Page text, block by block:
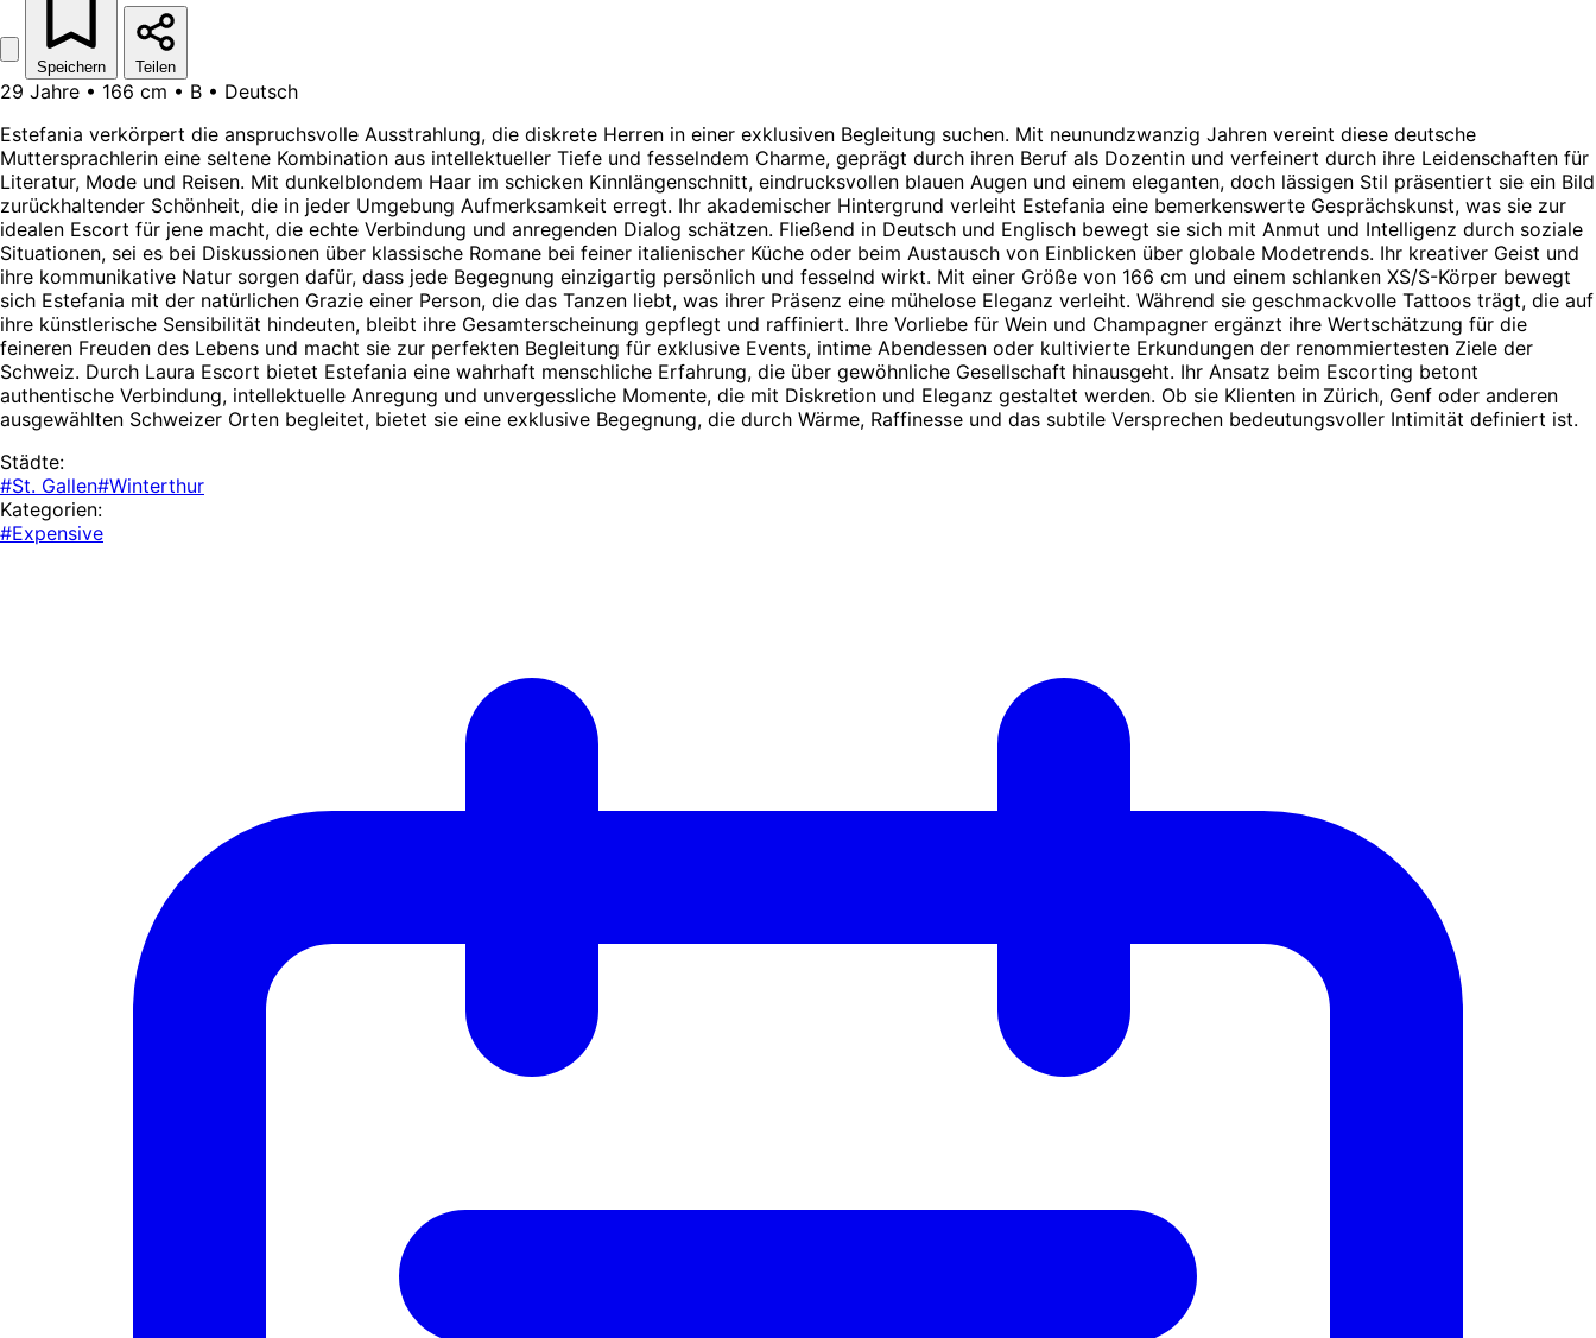
Speichern Teilen
29 Jahre • 166 cm • B • Deutsch
Estefania verkörpert die anspruchsvolle Ausstrahlung, die diskrete Herren in einer exklusiven Begleitung suchen. Mit neunundzwanzig Jahren vereint diese deutsche
Muttersprachlerin eine seltene Kombination aus intellektueller Tiefe und fesselndem Charme, geprägt durch ihren Beruf als Dozentin und verfeinert durch ihre Leidenschaften für
Literatur, Mode und Reisen. Mit dunkelblondem Haar im schicken Kinnlängenschnitt, eindrucksvollen blauen Augen und einem eleganten, doch lässigen Stil präsentiert sie ein Bild
zurückhaltender Schönheit, die in jeder Umgebung Aufmerksamkeit erregt. Ihr akademischer Hintergrund verleiht Estefania eine bemerkenswerte Gesprächskunst, was sie zur
idealen Escort für jene macht, die echte Verbindung und anregenden Dialog schätzen. Fließend in Deutsch und Englisch bewegt sie sich mit Anmut und Intelligenz durch soziale
Situationen, sei es bei Diskussionen über klassische Romane bei feiner italienischer Küche oder beim Austausch von Einblicken über globale Modetrends. Ihr kreativer Geist und
ihre kommunikative Natur sorgen dafür, dass jede Begegnung einzigartig persönlich und fesselnd wirkt. Mit einer Größe von 166 cm und einem schlanken XS/S-Körper bewegt
sich Estefania mit der natürlichen Grazie einer Person, die das Tanzen liebt, was ihrer Präsenz eine mühelose Eleganz verleiht. Während sie geschmackvolle Tattoos trägt, die auf
ihre künstlerische Sensibilität hindeuten, bleibt ihre Gesamterscheinung gepflegt und raffiniert. Ihre Vorliebe für Wein und Champagner ergänzt ihre Wertschätzung für die
feineren Freuden des Lebens und macht sie zur perfekten Begleitung für exklusive Events, intime Abendessen oder kultivierte Erkundungen der renommiertesten Ziele der
Schweiz. Durch Laura Escort bietet Estefania eine wahrhaft menschliche Erfahrung, die über gewöhnliche Gesellschaft hinausgeht. Ihr Ansatz beim Escorting betont
authentische Verbindung, intellektuelle Anregung und unvergessliche Momente, die mit Diskretion und Eleganz gestaltet werden. Ob sie Klienten in Zürich, Genf oder anderen
ausgewählten Schweizer Orten begleitet, bietet sie eine exklusive Begegnung, die durch Wärme, Raffinesse und das subtile Versprechen bedeutungsvoller Intimität definiert ist.
Städte:
#St. Gallen#Winterthur
Kategorien:
#Expensive